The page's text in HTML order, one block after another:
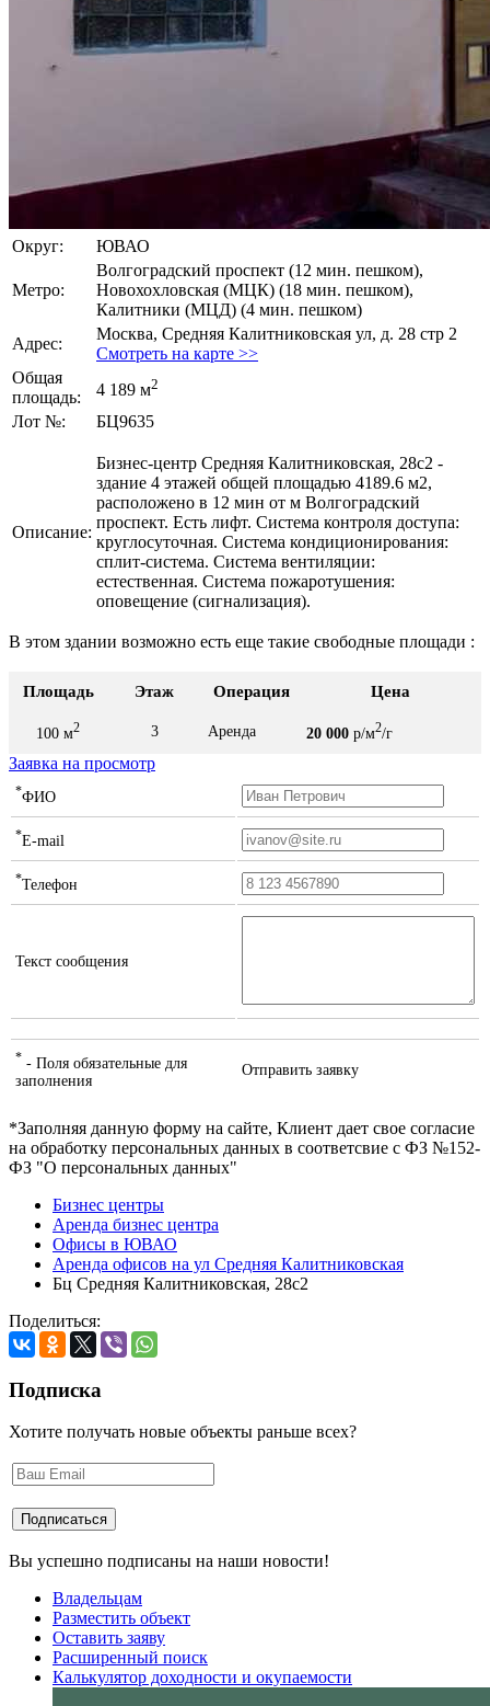
Округ: ЮВАО
Метро:
Волгоградский проспект (12 мин. пешком),
Новохохловская (МЦК) (18 мин. пешком),
Калитники (МЦД) (4 мин. пешком)
Адрес:
Москва, Средняя Калитниковская ул, д. 28 стр 2
Смотреть на карте >>
Общая
площадь:
4 189 м2
Лот №: БЦ9635
Описание:
Бизнес-центр Средняя Калитниковская, 28с2 -
здание 4 этажей общей площадью 4189.6 м2,
расположено в 12 мин от м Волгоградский
проспект. Есть лифт. Система контроля доступа:
круглосуточная. Система кондиционирования:
сплит-система. Система вентиляции:
естественная. Система пожаротушения:
оповещение (сигнализация).
В этом здании возможно есть еще такие свободные площади :
Площадь Этаж Операция Цена
100 м2 3 Аренда 20 000 р/м2/г
Заявка на просмотр
*ФИО
*E-mail
*Телефон
Текст сообщения
* - Поля обязательные для
заполнения
Отправить заявку
*Заполняя данную форму на сайте, Клиент дает свое согласие
на обработку персональных данных в соответсвие с ФЗ №152-
ФЗ "О персональных данных"
Бизнес центры
Аренда бизнес центра
Офисы в ЮВАО
Аренда офисов на ул Средняя Калитниковская
Бц Средняя Калитниковская, 28с2
Поделиться:
Подписка
Хотите получать новые объекты раньше всех?
Вы успешно подписаны на наши новости!
Владельцам
Разместить объект
Оставить заяву
Расширенный поиск
Калькулятор доходности и окупаемости